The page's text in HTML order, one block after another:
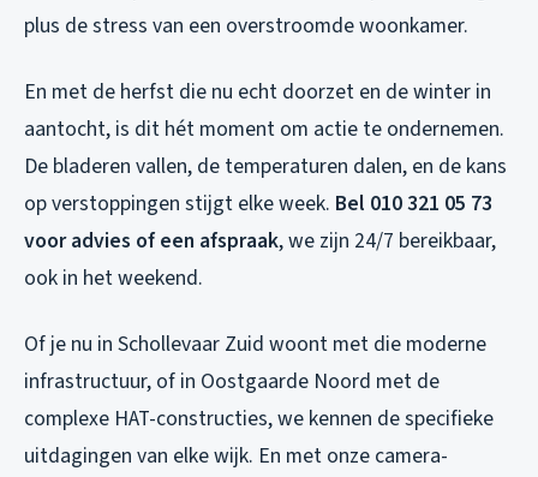
plus de stress van een overstroomde woonkamer.
En met de herfst die nu echt doorzet en de winter in
aantocht, is dit hét moment om actie te ondernemen.
De bladeren vallen, de temperaturen dalen, en de kans
op verstoppingen stijgt elke week. Bel 010 321 05 73
voor advies of een afspraak, we zijn 24/7 bereikbaar,
ook in het weekend.
Of je nu in Schollevaar Zuid woont met die moderne
infrastructuur, of in Oostgaarde Noord met de
complexe HAT-constructies, we kennen de specifieke
uitdagingen van elke wijk. En met onze camera-